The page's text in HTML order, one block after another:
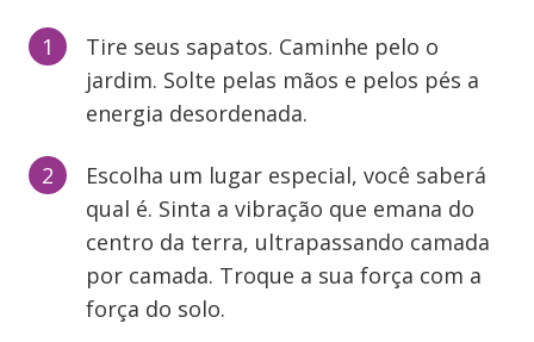
Tire seus sapatos. Caminhe pelo o
jardim. Solte pelas mãos e pelos pés a
energia desordenada.
Escolha um lugar especial, você saberá
qual é. Sinta a vibração que emana do
centro da terra, ultrapassando camada
por camada. Troque a sua força com a
força do solo.